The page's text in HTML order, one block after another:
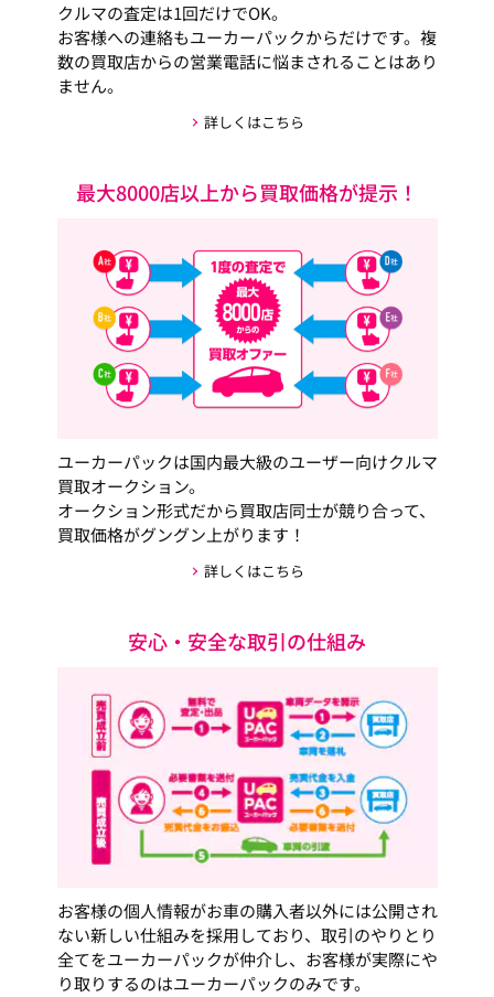
クルマの査定は1回だけでOK。
お客様への連絡もユーカーパックからだけです。複
数の買取店からの営業電話に悩まされることはあり
ません。
詳しくはこちら
最大8000店以上から買取価格が提示！
ユーカーパックは国内最大級のユーザー向けクルマ
買取オークション。
オークション形式だから買取店同士が競り合って、
買取価格がグングン上がります！
詳しくはこちら
安心・安全な取引の仕組み
お客様の個人情報がお車の購入者以外には公開され
ない新しい仕組みを採用しており、取引のやりとり
全てをユーカーパックが仲介し、お客様が実際にや
り取りするのはユーカーパックのみです。